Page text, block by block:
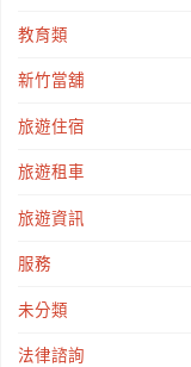
教育類
新竹當舖
旅遊住宿
旅遊租車
旅遊資訊
服務
未分類
法律諮詢